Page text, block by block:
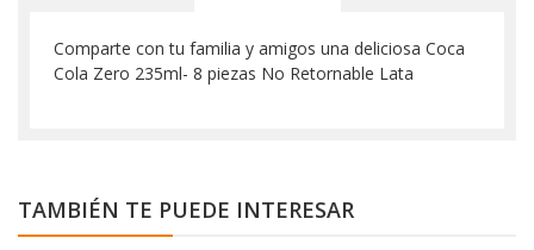
Comparte con tu familia y amigos una deliciosa Coca
Cola Zero 235ml- 8 piezas No Retornable Lata
TAMBIÉN TE PUEDE INTERESAR